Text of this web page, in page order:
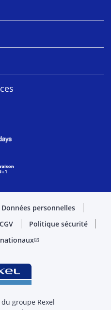
Données personnelles
CGV
Politique sécurité
open_in_new
groupe Rexel